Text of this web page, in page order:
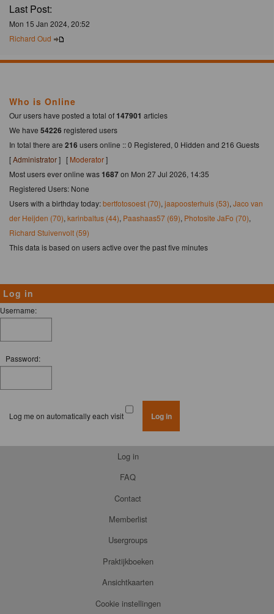
Last Post:
Mon 15 Jan 2024, 20:52
Richard Oud
Who is Online
Our users have posted a total of147901 articles
We have 54226 registered users
In total there are 216 users online :: 0 Registered, 0 Hidden and 216 Guests
[Administrator] [ Moderator]
Most users ever online was1687on Mon 27 Jul 2026, 14:35
Registered Users: None
Users with a birthday today:bertfotosoest (70), jaapoosterhuis (53), Jaco van
der Heijden (70), karinbaltus (44), Paashaas57 (69), Photosite JaFo (70),
Richard Stuivenvolt (59)
This data is based on users active over the past five minutes
Log in
Username:
Password:
Log me on automatically each visit
Log in
FAQ
Contact
Memberlist
Usergroups
Praktijkboeken
Ansichtkaarten
Cookie instellingen